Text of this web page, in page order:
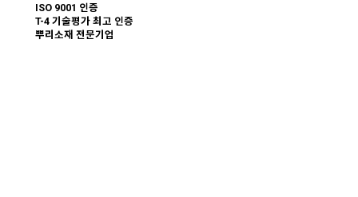
ISO 9001 인증
T-4 기술평가 최고 인증
뿌리소재 전문기업